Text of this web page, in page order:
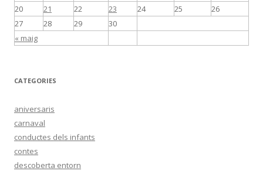
« maig
20
21 22 23 24 25
26
27
28 29 30
CATEGORIES
aniversaris
carnaval
conductes dels infants
contes
descoberta entorn